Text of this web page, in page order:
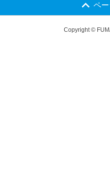
ペ
Copyright ©